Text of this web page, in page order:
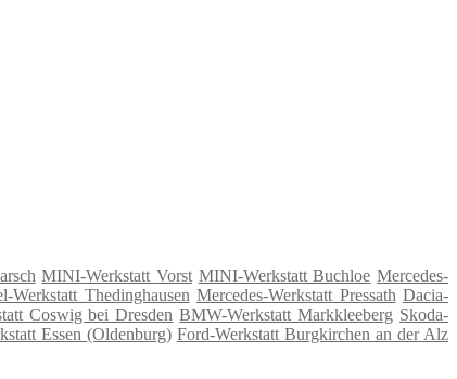
MINI-Werkstatt Vorst MINI-Werkstatt Buchloe Mercedes-
Werkstatt Thedinghausen Mercedes-Werkstatt Pressath Dacia-
Coswig bei Dresden BMW-Werkstatt Markkleeberg Skoda-
Essen (Oldenburg) Ford-Werkstatt Burgkirchen an der Alz